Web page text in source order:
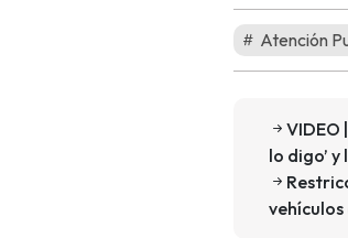
Atención
VIDEO
lo digo’